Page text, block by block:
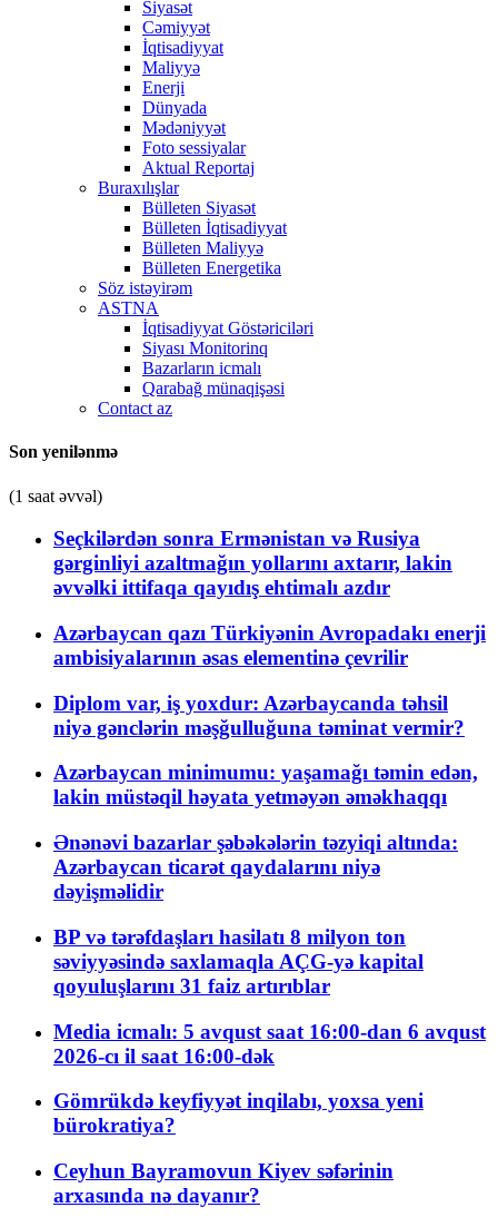
Siyasət
Cəmiyyət
İqtisadiyyat
Maliyyə
Enerji
Dünyada
Mədəniyyət
Foto sessiyalar
Aktual Reportaj
Buraxılışlar
Bülleten Siyasət
Bülleten İqtisadiyyat
Bülleten Maliyyə
Bülleten Energetika
Söz istəyirəm
ASTNA
İqtisadiyyat Göstəriciləri
Siyası Monitorinq
Bazarların icmalı
Qarabağ münaqişəsi
Contact az
Son yenilənmə
(1 saat əvvəl)
Seçkilərdən sonra Ermənistan və Rusiya
gərginliyi azaltmağın yollarını axtarır, lakin
əvvəlki ittifaqa qayıdış ehtimalı azdır
Azərbaycan qazı Türkiyənin Avropadakı enerji
ambisiyalarının əsas elementinə çevrilir
Diplom var, iş yoxdur: Azərbaycanda təhsil
niyə gənclərin məşğulluğuna təminat vermir?
Azərbaycan minimumu: yaşamağı təmin edən,
lakin müstəqil həyata yetməyən əməkhaqqı
Ənənəvi bazarlar şəbəkələrin təzyiqi altında:
Azərbaycan ticarət qaydalarını niyə
dəyişməlidir
BP və tərəfdaşları hasilatı 8 milyon ton
səviyyəsində saxlamaqla AÇG-yə kapital
qoyuluşlarını 31 faiz artırıblar
Media icmalı: 5 avqust saat 16:00-dan 6 avqust
2026-cı il saat 16:00-dək
Gömrükdə keyfiyyət inqilabı, yoxsa yeni
bürokratiya?
Ceyhun Bayramovun Kiyev səfərinin
arxasında nə dayanır?